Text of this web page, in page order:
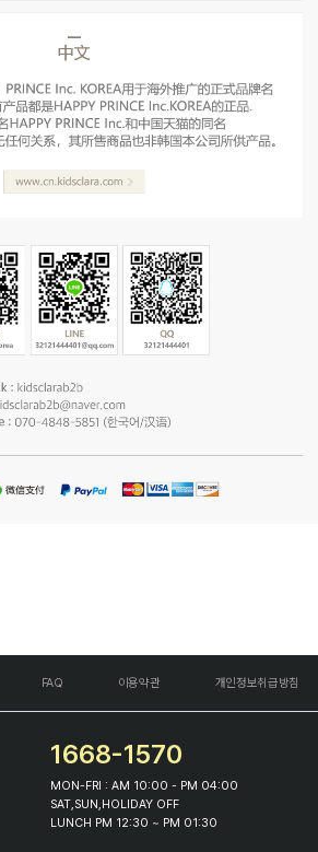
FAQ 이용약관 개인정보취급방침
1668-1570
MON-FRI : AM 10:00 - PM 04:00
SAT,SUN,HOLIDAY OFF
LUNCH PM 12:30 ~ PM 01:30